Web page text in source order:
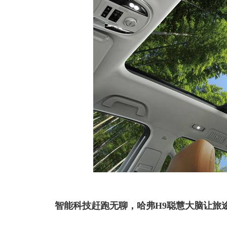
智能科技赶跑无聊，哈弗H9聪慧大脑让旅